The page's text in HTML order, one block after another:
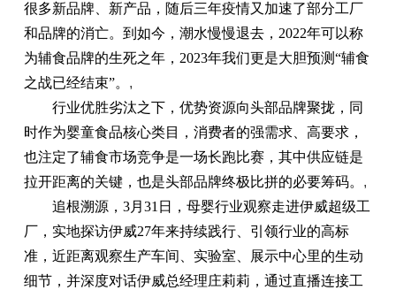
很多新品牌、新产品，随后三年疫情又加速了部分工厂
和品牌的消亡。到如今，潮水慢慢退去，2022年可以称
为辅食品牌的生死之年，2023年我们更是大胆预测“辅食
之战已经结束”。 ,
行业优胜劣汰之下，优势资源向头部品牌聚拢，同
时作为婴童食品核心类目，消费者的强需求、高要求，
也注定了辅食市场竞争是一场长跑比赛，其中供应链是
拉开距离的关键，也是头部品牌终极比拼的必要筹码。 ,
追根溯源，3月31日，母婴行业观察走进伊威超级工
厂，实地探访伊威27年来持续践行、引领行业的高标
准，近距离观察生产车间、实验室、展示中心里的生动
细节，并深度对话伊威总经理庄莉莉，通过直播连接工